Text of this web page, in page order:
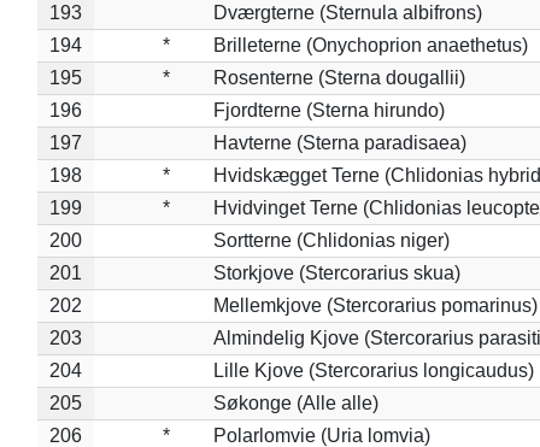
193
Dværgterne (Sternula albifrons)
194
*
Brilleterne (Onychoprion anaethetus)
195
*
Rosenterne (Sterna dougallii)
196
Fjordterne (Sterna hirundo)
197
Havterne (Sterna paradisaea)
198
*
Hvidskægget Terne (Chlidonias
199
*
Hvidvinget Terne (Chlidonias
200
Sortterne (Chlidonias niger)
201
Storkjove (Stercorarius skua)
202
Mellemkjove (Stercorarius pomarinus)
203
Almindelig Kjove (Stercorarius
204
Lille Kjove (Stercorarius longicaudus)
205
Søkonge (Alle alle)
206
*
Polarlomvie (Uria lomvia)